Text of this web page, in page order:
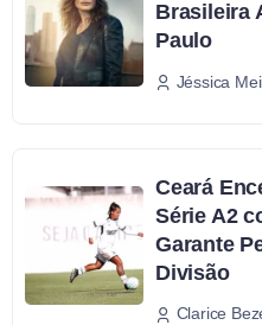
Brasileira
Paulo
Jéssica
Ceará
Série A2
Garante
Divisão
Clarice